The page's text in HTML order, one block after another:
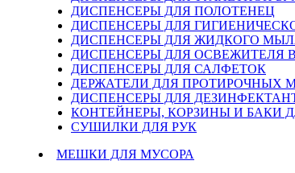
ДИСПЕНСЕРЫ ДЛЯ ПОЛОТЕНЕЦ
ДИСПЕНСЕРЫ ДЛЯ
ДИСПЕНСЕРЫ ДЛЯ ЖИДКОГО
ДИСПЕНСЕРЫ ДЛЯ ОСВЕЖИТЕЛЯ
ДИСПЕНСЕРЫ ДЛЯ САЛФЕТОК
ДЕРЖАТЕЛИ ДЛЯ ПРОТИРОЧНЫХ
ДИСПЕНСЕРЫ ДЛЯ
КОНТЕЙНЕРЫ, КОРЗИНЫ И БАКИ
СУШИЛКИ ДЛЯ РУК
МЕШКИ ДЛЯ МУСОРА